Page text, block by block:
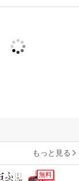
もっと見る
無料